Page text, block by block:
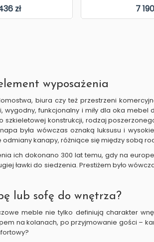
zł 7
wyposażenia
biura czy też przestrzeni
funkcjonalny i miły dla oka
konstrukcji, rodzaj
była wówczas oznaką luksusu i
odmiany kanapy, różniące się między sobą
ich dokonano 300 lat temu, gdy na
ławki do siedzenia. Prestiżem było
lub sofę do wnętrza?
meble nie tylko definiują charakter
na kolanach, po przyjmowanie gości –